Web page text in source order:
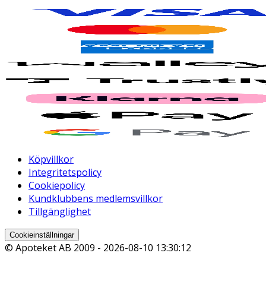
Köpvillkor
Integritetspolicy
Cookiepolicy
Kundklubbens medlemsvillkor
Tillgänglighet
Cookieinställningar
© Apoteket AB 2009 - 2026-08-10 13:30:12